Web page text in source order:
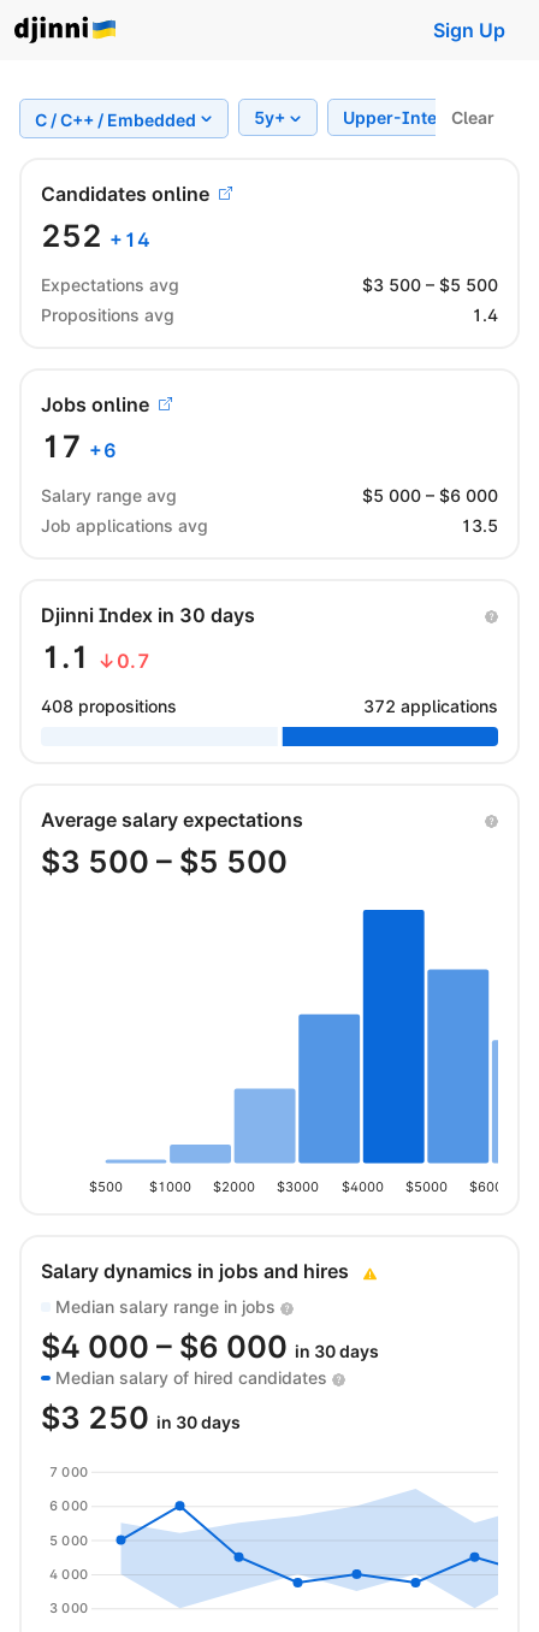
Sign Up
C / C++ / Embedded 5y+ Upper-Intermediate
Clear
Candidates online
252 + 14
Expectations avg $3 500 – $5 500
Propositions avg
1.4
Jobs online
17 +6
Salary range avg $5 000 – $6 000
Job applications avg
13.5
Djinni Index in 30 days
1.1 ↓0.7
408 propositions 372 applications
Average salary expectations
$3 500 – $5 500
$500 $1000 $2000 $3000 $4000 $5000 $6000
Salary dynamics in jobs and hires
Median salary range in jobs
$4 000 – $6 000 in 30 days
Median salary of hired candidates
$3 250 in 30 days
3 000
4 000
5 000
6 000
7 000